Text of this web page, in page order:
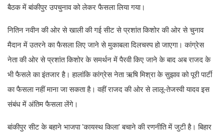
बैठक में बांकीपुर उपचुनाव को लेकर फैसला लिया गया।
नितिन नवीन की ओर से खाली की गई सीट से प्रशांत किशोर की ओर से चुनाव
मैदान में उतरने का फैसला लिए जाने से मुकाबला दिलचस्प हो जाएगा। कांग्रेस
नेता की ओर से प्रशांत किशोर के समर्थन में पैरवी किए जाने के बाद अब राजद के
भी फैसले का इंतजार है। हालांकि कांग्रेस नेता ऋषि मिश्रा के सुझाव को पूरी पार्टी
का फैसला नहीं माना जा सकता है। वहीं राजद की ओर से लालू-तेजस्वी यादव इस
संबंध में अंतिम फैसला लेंगे।
बांकीपुर सीट के बहाने भाजपा 'कायस्थ किला' बचाने की रणनीति में जुटी है। बिहार